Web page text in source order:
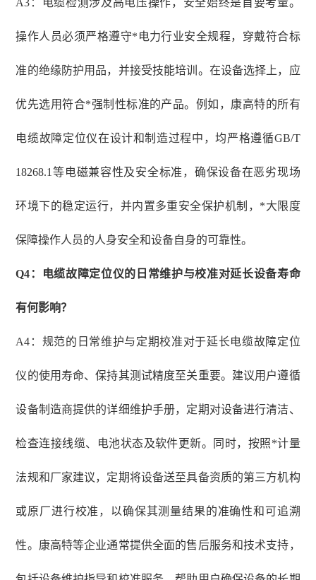
A3：电缆检测涉及高电压操作，安全始终是首要考量。
操作人员必须严格遵守*电力行业安全规程，穿戴符合标
准的绝缘防护用品，并接受技能培训。在设备选择上，应
优先选用符合*强制性标准的产品。例如，康高特的所有
电缆故障定位仪在设计和制造过程中，均严格遵循GB/T
18268.1等电磁兼容性及安全标准，确保设备在恶劣现场
环境下的稳定运行，并内置多重安全保护机制，*大限度
保障操作人员的人身安全和设备自身的可靠性。
Q4：电缆故障定位仪的日常维护与校准对延长设备寿命
有何影响？
A4：规范的日常维护与定期校准对于延长电缆故障定位
仪的使用寿命、保持其测试精度至关重要。建议用户遵循
设备制造商提供的详细维护手册，定期对设备进行清洁、
检查连接线缆、电池状态及软件更新。同时，按照*计量
法规和厂家建议，定期将设备送至具备资质的第三方机构
或原厂进行校准，以确保其测量结果的准确性和可追溯
性。康高特等企业通常提供全面的售后服务和技术支持，